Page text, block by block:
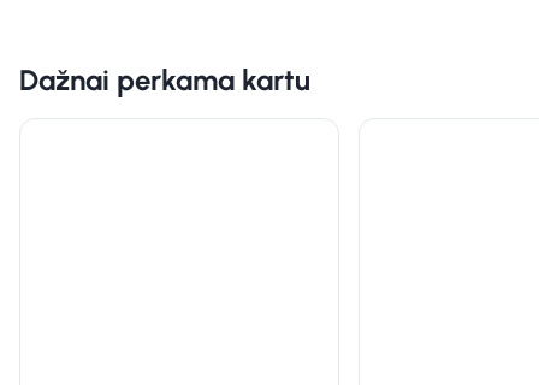
Dažnai perkama kartu